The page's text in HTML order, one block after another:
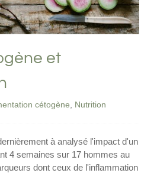
et
cétogène Nutrition
à analysé l'impact d'un
4 semaines sur 17 hommes au
dont ceux de l'inflammation